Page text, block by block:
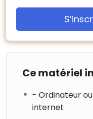
Ce matériel
- Ordinateur
internet